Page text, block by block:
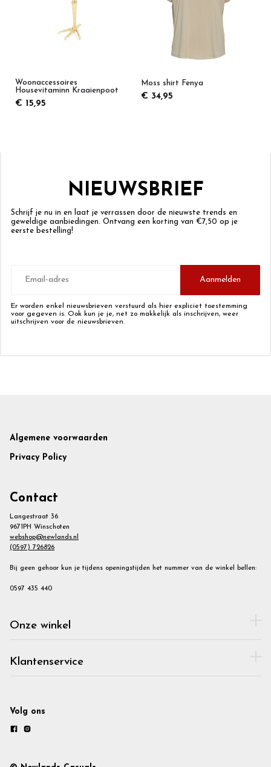
Woonaccessoires
Housevitaminn Kraaienpoot
€ 15,95
Moss shirt Fenya
€ 34,95
NIEUWSBRIEF
Schrijf je nu in en laat je verrassen door de nieuwste trends en
geweldige aanbiedingen. Ontvang een korting van €7,50 op je
eerste bestelling!
mailadres
Aanmelden
Er worden enkel nieuwsbrieven verstuurd als hier expliciet toestemming
voor gegeven is. Ook kun je je, net zo makkelijk als inschrijven, weer
uitschrijven voor de nieuwsbrieven.
Footer
Algemene voorwaarden
Privacy Policy
Contact
Langestraat 36
9671PH Winschoten
webshop@newlands.nl
(0597) 726826
Bij geen gehoor kun je tijdens openingstijden het nummer van de winkel bellen:
0597 435 440
Onze winkel
Klantenservice
Volg ons